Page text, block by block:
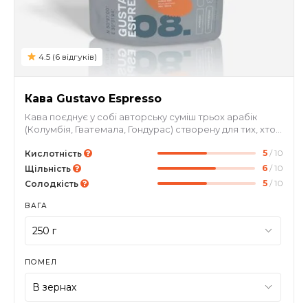
4.5 (6 відгуків)
Кава Gustavo Espresso
Кава поєднує у собі авторську суміш трьох арабік
(Колумбія, Гватемала, Гондурас) створену для тих, хто
яскравим смаковим букетом з відтінками апельсина,
червоного яблука та шоколаду. Якщо шукаєте чашку
без вираженої кислотності, то цей варіант стане
ідеальним вибором для вас.
Кислотність 5 / 10
Щільність
6 / 10
Солодкість
5 / 10
ВАГА
ПОМЕЛ